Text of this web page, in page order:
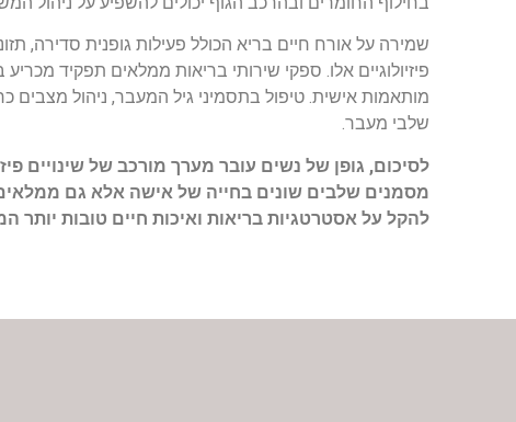
שמירה על אורח חיים בריא הכולל פעילות גופנית סדירה,
פיזיולוגיים אלו. ספקי שירותי בריאות ממלאים תפקיד
מותאמות אישית. טיפול בתסמיני גיל המעבר, ניהול מצבים
שלבי מעבר.
לסיכום, גופן של נשים עובר מערך מורכב של שינויים
מסמנים שלבים שונים בחייה של אישה אלא גם
להקל על אסטרטגיות בריאות ואיכות חיים טובות יותר